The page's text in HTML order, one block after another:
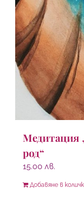
Медитация
род“
15.00 лв.
Добавяне в